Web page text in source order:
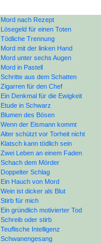
Mord nach Rezept
Lösegeld für einen Toten
Tödliche Trennung
Mord mit der linken Hand
Mord unter sechs Augen
Mord in Pastell
Schritte aus dem Schatten
Zigarren für den Chef
Ein Denkmal für die Ewigkeit
Etude in Schwarz
Blumen des Bösen
Wenn der Eismann kommt
Alter schützt vor Torheit nicht
Klatsch kann tödlich sein
Zwei Leben an einem Faden
Schach dem Mörder
Doppelter Schlag
Ein Hauch von Mord
Wein ist dicker als Blut
Stirb für mich
Ein gründlich motivierter Tod
Schreib oder stirb
Teuflische Intelligenz
Schwanengesang